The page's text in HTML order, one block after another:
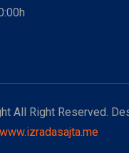
All Right Reserved.
www.izradasajta.me